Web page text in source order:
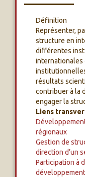
Définition
Représenter,
structure en
différentes
internationales
résultats
contribuer à la
engager la
Liens
régionaux
Gestion de
direction d’un
Participation à
développement